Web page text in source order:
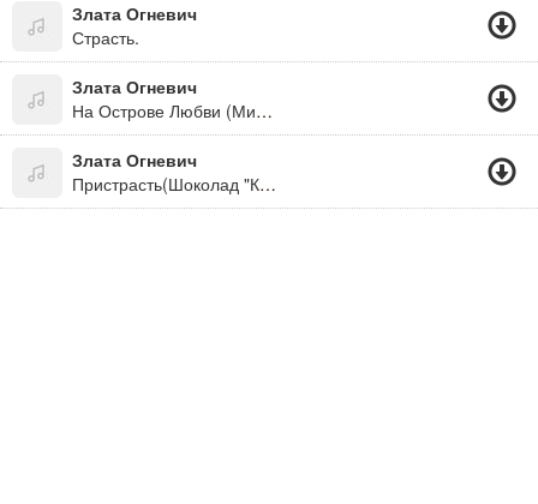
Злата Огневич
Страсть.
Злата Огневич
На Острове Любви (Минус)
Злата Огневич
Пристрасть(Шоколад "Корона")